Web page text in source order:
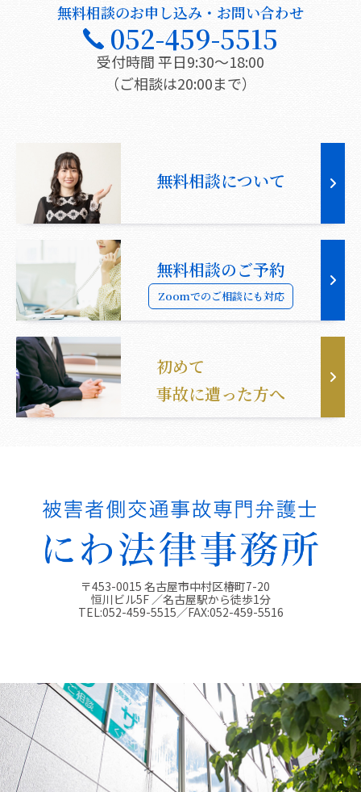
無料相談のお申し込み・お問い合わせ
052-459-5515
受付時間 平日9:30〜18:00
（ご相談は20:00まで）
無料相談について
無料相談のご予約
Zoomでのご相談にも対応
初めて
事故に遭った方へ
〒453-0015 名古屋市中村区椿町7-20
恒川ビル5F ／名古屋駅から徒歩1分
TEL:052-459-5515／FAX:052-459-5516